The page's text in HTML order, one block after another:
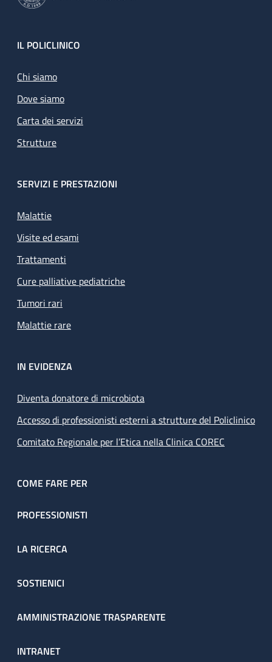
Footer
IL POLICLINICO
Chi siamo
Dove siamo
Carta dei servizi
Strutture
SERVIZI E PRESTAZIONI
Malattie
Visite ed esami
Trattamenti
Cure palliative pediatriche
Tumori rari
Malattie rare
IN EVIDENZA
Diventa donatore di microbiota
Accesso di professionisti esterni a strutture del Policlinico
Comitato Regionale per l’Etica nella Clinica COREC
COME FARE PER
PROFESSIONISTI
LA RICERCA
SOSTIENICI
AMMINISTRAZIONE TRASPARENTE
INTRANET